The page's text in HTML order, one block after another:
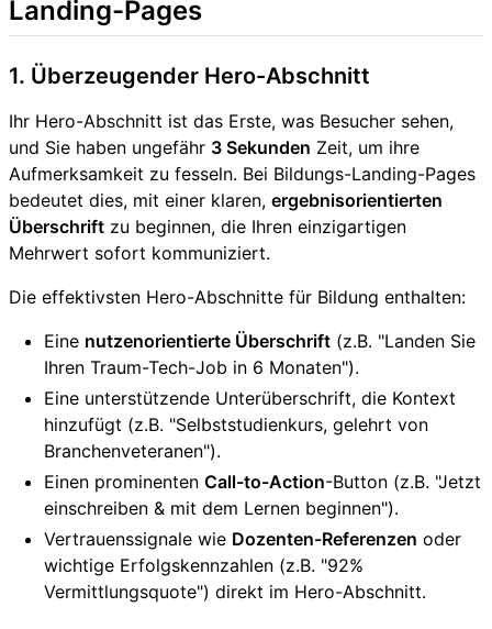
Landing-Pages
1. Überzeugender Hero-Abschnitt
Ihr Hero-Abschnitt ist das Erste, was Besucher sehen,
und Sie haben ungefähr 3 Sekunden Zeit, um ihre
Aufmerksamkeit zu fesseln. Bei Bildungs-Landing-Pages
bedeutet dies, mit einer klaren, ergebnisorientierten
Überschrift zu beginnen, die Ihren einzigartigen
Mehrwert sofort kommuniziert.
Die effektivsten Hero-Abschnitte für Bildung enthalten:
Eine nutzenorientierte Überschrift (z.B. "Landen Sie
Ihren Traum-Tech-Job in 6 Monaten").
Eine unterstützende Unterüberschrift, die Kontext
hinzufügt (z.B. "Selbststudienkurs, gelehrt von
Branchenveteranen").
Einen prominenten Call-to-Action-Button (z.B. "Jetzt
einschreiben & mit dem Lernen beginnen").
Vertrauenssignale wie Dozenten-Referenzen oder
wichtige Erfolgskennzahlen (z.B. "92%
Vermittlungsquote") direkt im Hero-Abschnitt.